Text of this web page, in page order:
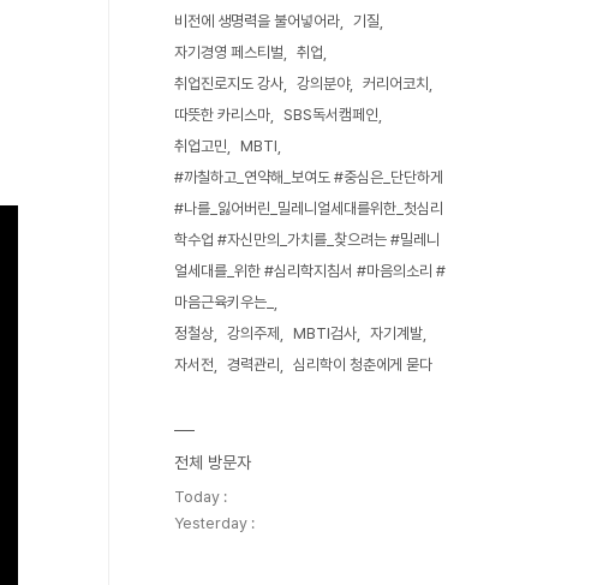
비전에 생명력을 불어넣어라
기질
자기경영 페스티벌
취업
취업진로지도 강사
강의분야
커리어코치
따뜻한 카리스마
SBS독서캠페인
취업고민
MBTI
#까칠하고_연약해_보여도 #중심은_단단하게
#나를_잃어버린_밀레니얼세대를위한_첫심리
학수업 #자신만의_가치를_찾으려는 #밀레니
얼세대를_위한 #심리학지침서 #마음의소리 #
마음근육키우는_
정철상
강의주제 MBTI검사
자기계발
자서전
경력관리 심리학이 청춘에게 묻다
전체 방문자
Today :
Yesterday :